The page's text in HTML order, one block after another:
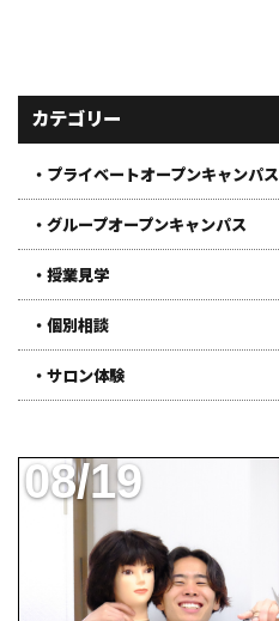
カテゴリー
・プライベートオープンキャンパス
・グループオープンキャンパス
・授業見学
・個別相談
・サロン体験
08/19